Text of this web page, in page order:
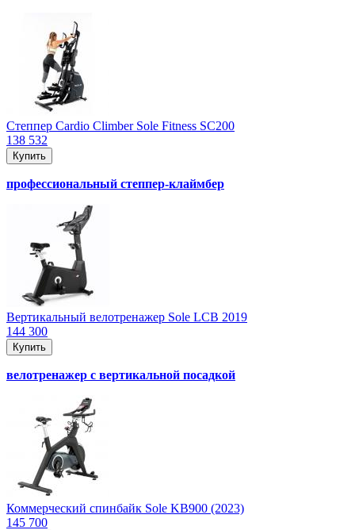
Степпер Cardio Climber Sole Fitness SC200
138 532
Купить
профессиональный степпер-клаймбер
Вертикальный велотренажер Sole LCB 2019
144 300
Купить
велотренажер с вертикальной посадкой
Коммерческий спинбайк Sole KB900 (2023)
145 700